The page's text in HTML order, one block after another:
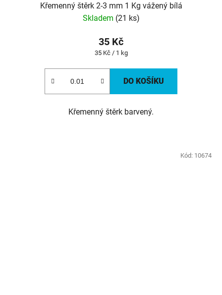
Křemenný štěrk 2-3 mm 1 Kg vážený bílá
Skladem (21 ks)
35 Kč
Měrná
35 Kč / 1 kg
DO KOŠÍKU
Křemenný štěrk barvený.
Kód: 10674